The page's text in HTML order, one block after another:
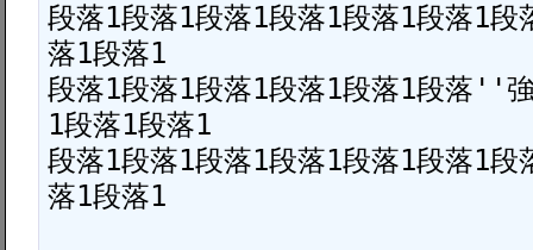
段落1段落1段落1段落1段落1段落1段
落1段落1
段落1段落1段落1段落1段落1段落''
1段落1段落1
段落1段落1段落1段落1段落1段落1段
落1段落1